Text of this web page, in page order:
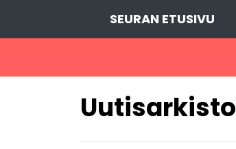
SEURAN ETUSIVU
Uutisarkisto